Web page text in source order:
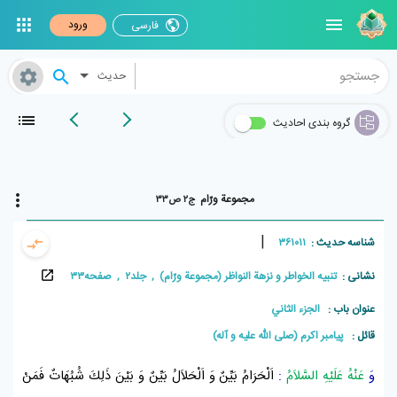
فارسی ورود
حدیث
گروه بندی احادیث
مجموعة ورّام ج۲ ص۳۳
شناسه حدیث : ۳۶۱۰۱۱ |
نشانی :تنبيه الخواطر و نزهة النواظر (مجموعة ورّام) , جلد۲ , صفحه۳۳
عنوان باب : الجزء الثاني
قائل : پيامبر اکرم (صلی الله علیه و آله)
وَ عَنْهُ عَلَيْهِ السَّلاَمُ: اَلْحَرَامُ بَيِّنٌ وَ اَلْحَلاَلُ بَيِّنٌ وَ بَيْنَ ذَلِكَ شُبُهَاتٌ فَمَنْ